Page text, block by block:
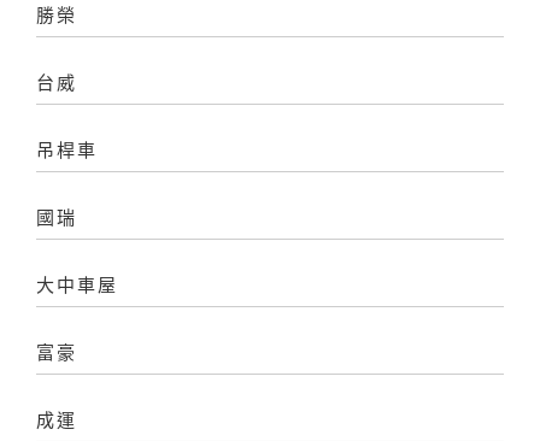
勝榮
台威
吊桿車
國瑞
大中車屋
富豪
成運